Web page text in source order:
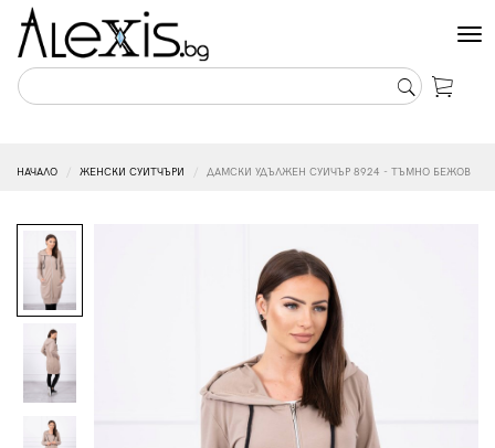
НАЧАЛО ЖЕНСКИ СУИТЧЪРИ ДАМСКИ УДЪЛЖЕН СУИЧЪР 8924 - ТЪМНО БЕЖОВ